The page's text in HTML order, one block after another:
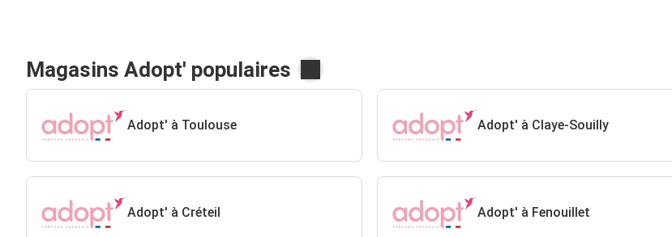
Magasins Adopt' populaires
Adopt' à Toulouse Adopt' à Claye-Souilly
Adopt' à Créteil Adopt' à Fenouillet